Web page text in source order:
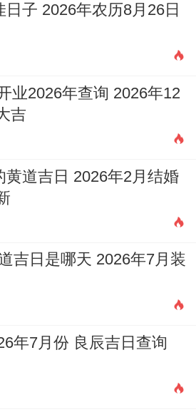
期三,农历三月廿六- 冲
宜:塑绘、冠笄、嫁娶、会
络、裁衣、栽种、纳畜、
、捕捉；
动土、行丧、安葬；吉时:
59）、巳时（09:00-10：
16:59）、亥时（21:00-
作、农牧业活动，适宜创
；冲虎（丙寅）煞南；宜:
、祭祀、祈福、开光、动
子 2026年农历8月26日
业2026年查询 2026年12
吉
黄道吉日 2026年2月结婚
吉日是哪天 2026年7月装
年7月份 良辰吉日查询